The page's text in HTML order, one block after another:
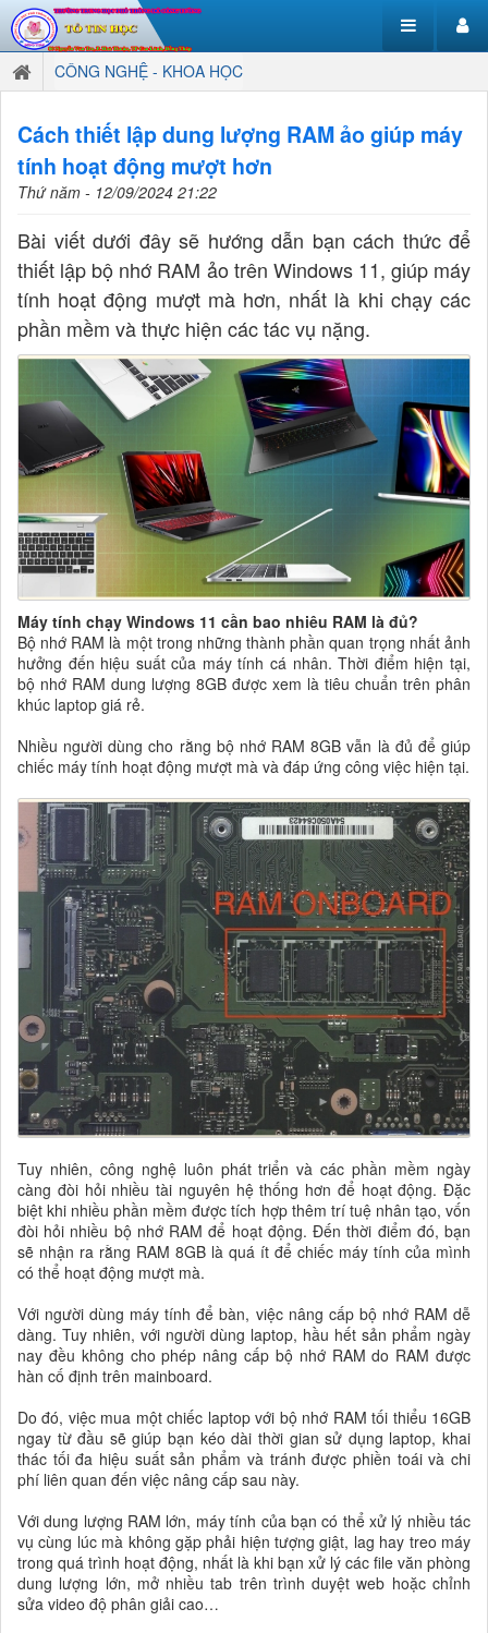
CÔNG NGHỆ - KHOA HỌC
Cách thiết lập dung lượng RAM ảo giúp máy
tính hoạt động mượt hơn
Thứ năm - 12/09/2024 21:22
Bài viết dưới đây sẽ hướng dẫn bạn cách thức để
thiết lập bộ nhớ RAM ảo trên Windows 11, giúp máy
tính hoạt động mượt mà hơn, nhất là khi chạy các
phần mềm và thực hiện các tác vụ nặng.
Máy tính chạy Windows 11 cần bao nhiêu RAM là đủ?
Bộ nhớ RAM là một trong những thành phần quan trọng nhất ảnh
hưởng đến hiệu suất của máy tính cá nhân. Thời điểm hiện tại,
bộ nhớ RAM dung lượng 8GB được xem là tiêu chuẩn trên phân
khúc laptop giá rẻ.
Nhiều người dùng cho rằng bộ nhớ RAM 8GB vẫn là đủ để giúp
chiếc máy tính hoạt động mượt mà và đáp ứng công việc hiện tại.
Tuy nhiên, công nghệ luôn phát triển và các phần mềm ngày
càng đòi hỏi nhiều tài nguyên hệ thống hơn để hoạt động. Đặc
biệt khi nhiều phần mềm được tích hợp thêm trí tuệ nhân tạo, vốn
đòi hỏi nhiều bộ nhớ RAM để hoạt động. Đến thời điểm đó, bạn
sẽ nhận ra rằng RAM 8GB là quá ít để chiếc máy tính của mình
có thể hoạt động mượt mà.
Với người dùng máy tính để bàn, việc nâng cấp bộ nhớ RAM dễ
dàng. Tuy nhiên, với người dùng laptop, hầu hết sản phẩm ngày
nay đều không cho phép nâng cấp bộ nhớ RAM do RAM được
hàn cố định trên mainboard.
Do đó, việc mua một chiếc laptop với bộ nhớ RAM tối thiểu 16GB
ngay từ đầu sẽ giúp bạn kéo dài thời gian sử dụng laptop, khai
thác tối đa hiệu suất sản phẩm và tránh được phiền toái và chi
phí liên quan đến việc nâng cấp sau này.
Với dung lượng RAM lớn, máy tính của bạn có thể xử lý nhiều tác
vụ cùng lúc mà không gặp phải hiện tượng giật, lag hay treo máy
trong quá trình hoạt động, nhất là khi bạn xử lý các file văn phòng
dung lượng lớn, mở nhiều tab trên trình duyệt web hoặc chỉnh
sửa video độ phân giải cao…